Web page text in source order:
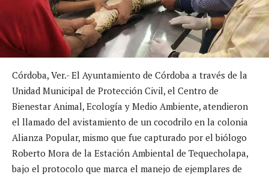
Córdoba, Ver.- El Ayuntamiento de Córdoba a través de la
Unidad Municipal de Protección Civil, el Centro de
Bienestar Animal, Ecología y Medio Ambiente, atendieron
el llamado del avistamiento de un cocodrilo en la colonia
Alianza Popular, mismo que fue capturado por el biólogo
Roberto Mora de la Estación Ambiental de Tequecholapa,
bajo el protocolo que marca el manejo de ejemplares de